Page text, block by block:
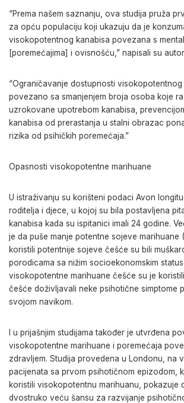
“Prema našem saznanju, ova studija pruža
za opću populaciju koji ukazuju da je
visokopotentnog kanabisa povezana s
[poremećajima] i ovisnošću,” napisali su
“Ograničavanje dostupnosti visokopotentnog
povezano sa smanjenjem broja osoba koje
uzrokovane upotrebom kanabisa,
kanabisa od prerastanja u stalni obrazac
rizika od psihičkih poremećaja.”
Opasnosti visokopotentne marihuane
U istraživanju su korišteni podaci Avon
roditelja i djece, u kojoj su bila postavljena
kanabisa kada su ispitanici imali 24 godine.
je da puše manje potentne sojeve marihuane
koristili potentnije sojeve češće su bili
porodicama sa nižim socioekonomskim
visokopotentne marihuane češće su je
češće doživljavali neke psihotične simptome
svojom navikom.
I u prijašnjim studijama također je utvrđena
visokopotentne marihuane i poremećaja
zdravljem. Studija provedena u Londonu, na
pacijenata sa prvom psihotičnom epizodom,
koristili visokopotentnu marihuanu, pokazuje
dvostruko veću šansu za razvijanje